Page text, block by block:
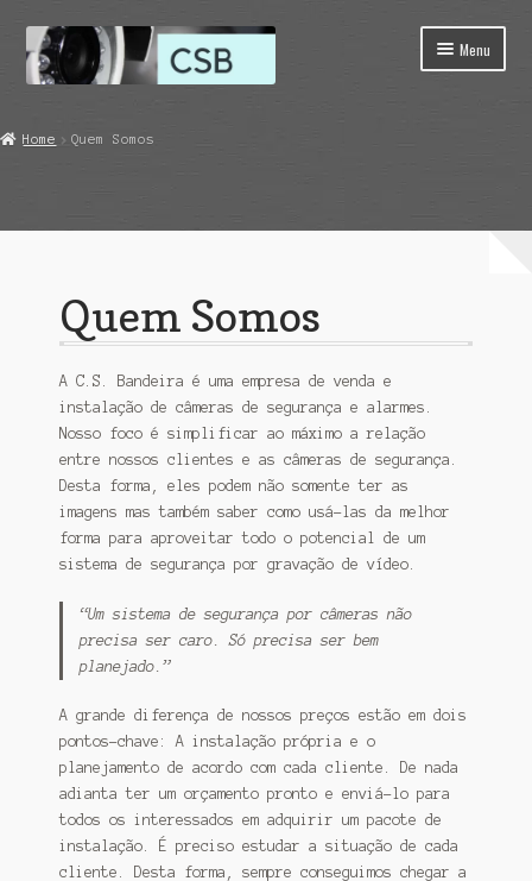
Skip
to
Skip
to
Menu
Minha conta
Quem Somos
Home Quem Somos
Quem Somos
A C.S. Bandeira é uma empresa de venda e
instalação de câmeras de segurança e alarmes.
Nosso foco é simplificar ao máximo a relação
entre nossos clientes e as câmeras de segurança.
Desta forma, eles podem não somente ter as
imagens mas também saber como usá-las da melhor
forma para aproveitar todo o potencial de um
sistema de segurança por gravação de vídeo.
“Um sistema de segurança por câmeras não
precisa ser caro. Só precisa ser bem
planejado.”
A grande diferença de nossos preços estão em dois
pontos-chave: A instalação própria e o
planejamento de acordo com cada cliente. De nada
adianta ter um orçamento pronto e enviá-lo para
todos os interessados em adquirir um pacote de
instalação. É preciso estudar a situação de cada
cliente. Desta forma, sempre conseguimos chegar a